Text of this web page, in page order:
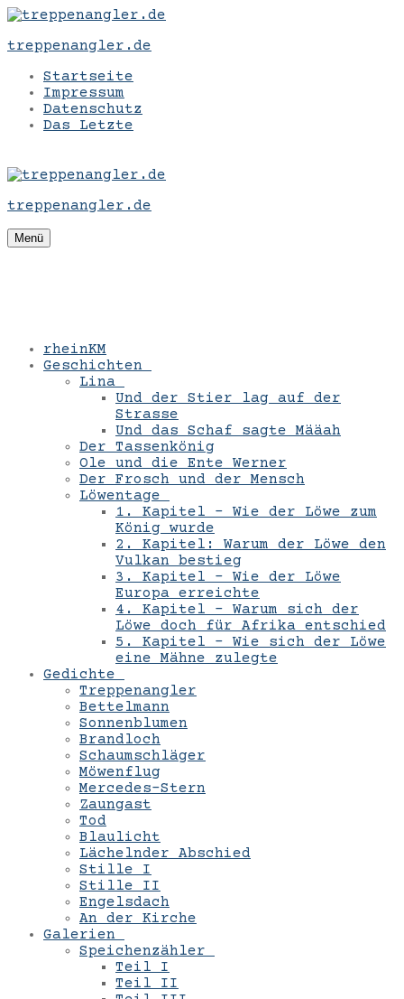
Zum
springen
Menü
Schließen
treppenangler.de
Startseite
Impressum
Datenschutz
Das Letzte
treppenangler.de
Menü
rheinKM
Geschichten
Lina
Und der Stier lag auf der
Strasse
Und das Schaf sagte Määah
Der Tassenkönig
Ole und die Ente Werner
Der Frosch und der Mensch
Löwentage
1. Kapitel – Wie der Löwe zum
König wurde
2. Kapitel: Warum der Löwe den
Vulkan bestieg
3. Kapitel – Wie der Löwe
Europa erreichte
4. Kapitel – Warum sich der
Löwe doch für Afrika entschied
5. Kapitel – Wie sich der Löwe
eine Mähne zulegte
Gedichte
Treppenangler
Bettelmann
Sonnenblumen
Brandloch
Schaumschläger
Möwenflug
Mercedes-Stern
Zaungast
Tod
Blaulicht
Lächelnder Abschied
Stille I
Stille II
Engelsdach
An der Kirche
Galerien
Speichenzähler
Teil I
Teil II